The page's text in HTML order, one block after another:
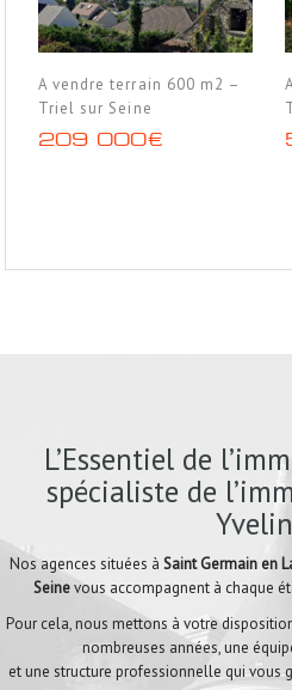
A vendre terrain 600 m2 –
Triel sur Seine
209 000€
L’Essentiel de
spécialiste de
Nos agences situées à Saint Germain en
Seinevous accompagnent à chaque
Pour cela, nous mettons à votre
nombreuses années, une
et une structure professionnelle qui vous